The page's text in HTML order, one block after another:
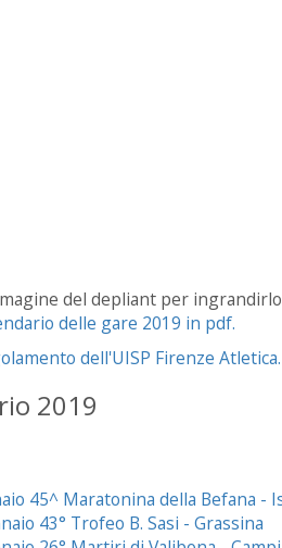
del depliant per
delle gare 2019 in pdf.
dell'UISP Firenze Atletica.
2019
45^ Maratonina della Befana -
43° Trofeo B. Sasi - Grassina